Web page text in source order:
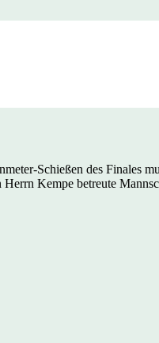
Schießen des Finales
Kempe betreute